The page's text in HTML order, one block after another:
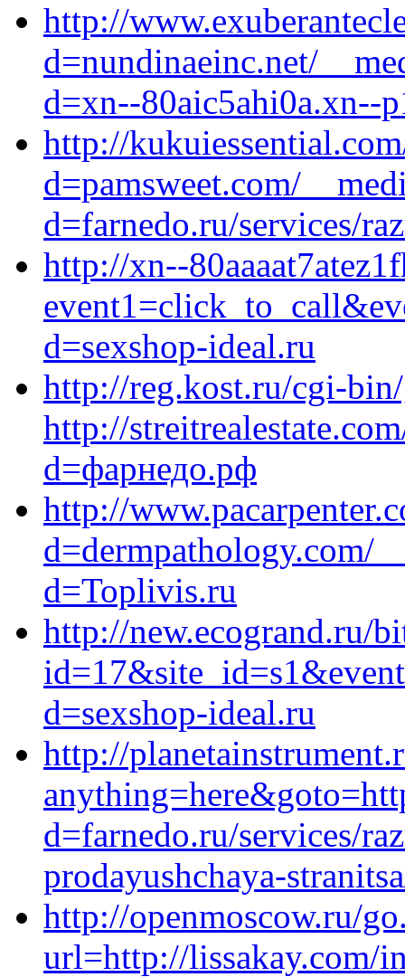
http://
d=nundinaeinc.net/
d=xn--80aic5ahi0a.xn--
http://
d=pamsweet.com/
d=farnedo.ru/services/
http://xn--
d=sexshop-ideal.ru
http://reg.kost.ru/cgi-
http://
d=фарнедо.рф
http://
d=dermpathology.com/
d=Toplivis.ru
http://new.ecogrand.ru/
d=sexshop-ideal.ru
http://
d=farnedo.ru/services/
prodayushchaya-
http://openmoscow.ru/
url=http://lissakay.com/